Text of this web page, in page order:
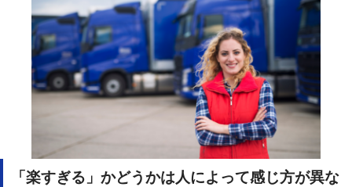
「楽すぎる」かどうかは人によって感じ方が異な